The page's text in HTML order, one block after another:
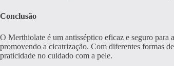
Conclusão
O Merthiolate é um antisséptico eficaz e seguro para
promovendo a cicatrização. Com diferentes formas
praticidade no cuidado com a pele.